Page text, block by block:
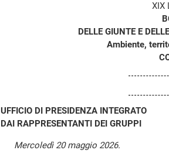
XIX
DELLE GIUNTE E
Ambiente,
UFFICIO DI PRESIDENZA INTEGRATO
DAI RAPPRESENTANTI DEI GRUPPI
Mercoledì 20 maggio 2026.